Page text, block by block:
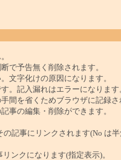
で予告無く削除されます。
文字化けの原因になります。
。記入漏れはエラーになります
間を省くためブラウザに記録さ
事の編集・削除ができます。
記事にリンクされます(No は
ンクになります(指定表示)。